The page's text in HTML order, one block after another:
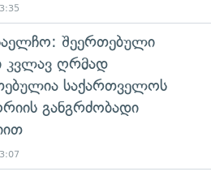
შეერთებული
კვლავ ღრმად
საქართველოს
განგრძობადი